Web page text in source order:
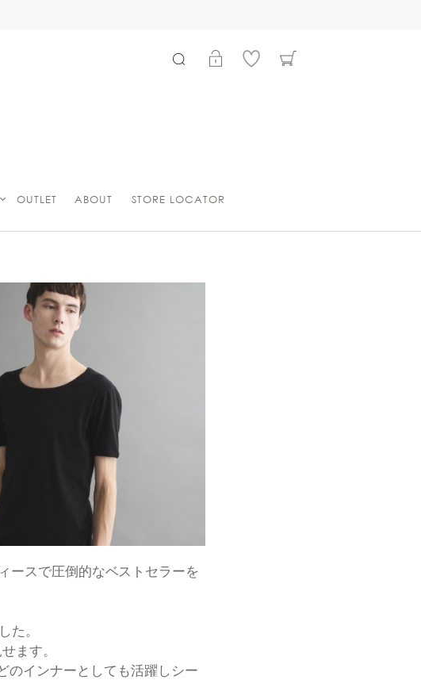
OUTLET ABOUT STORE LOCATOR
ースで圧倒的なベストセラーを
た。
ます。
のインナーとしても活躍しシー